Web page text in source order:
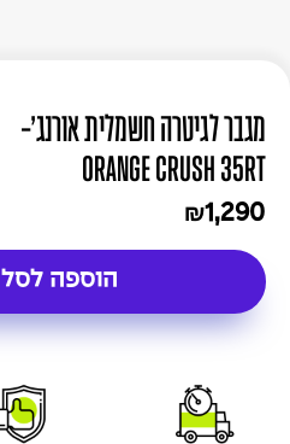
מגבר לגיטרה חשמלית אורנג'-
ORANGE CRUSH 35RT
₪1,290
הוספה לסל